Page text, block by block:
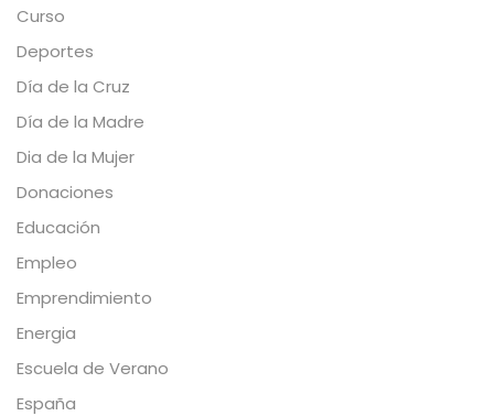
Curso
Deportes
Día de la Cruz
Día de la Madre
Dia de la Mujer
Donaciones
Educación
Empleo
Emprendimiento
Energia
Escuela de Verano
España